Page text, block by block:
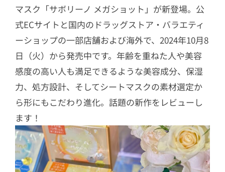
マスク「サボリーノ メガショット」が新登場。公
式ECサイトと国内のドラッグストア・バラエティ
ーショップの一部店舗および海外で、2024年10月8
日（火）から発売中です。年齢を重ねた人や美容
感度の高い人も満足できるような美容成分、保湿
力、処方設計、そしてシートマスクの素材選定か
ら形にもこだわり進化。話題の新作をレビューし
ます！